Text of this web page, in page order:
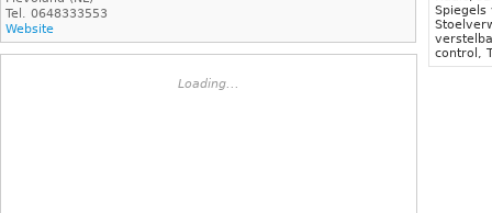
Tel. 0648333553
Website
Loading...
control,